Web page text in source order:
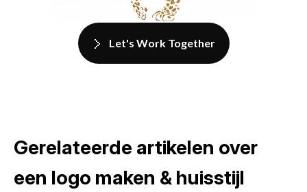
Let's Work Together
Gerelateerde artikelen over
een logo maken & huisstijl